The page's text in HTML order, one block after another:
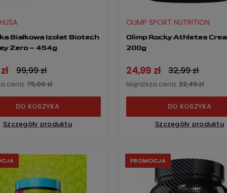
Białkowa Izolat Biotech
Zero – 454g
99,99 zł
cena: 75,00 zł
DO KOSZYKA
Szczegóły produktu
Olimp Rocky Athletes
200g
OLIMP SPORT NUTRITION
24,99 zł 32,99 zł
Najniższa cena: 22,49 zł
DO KOSZYKA
Szczegóły produktu
PROMOCJA